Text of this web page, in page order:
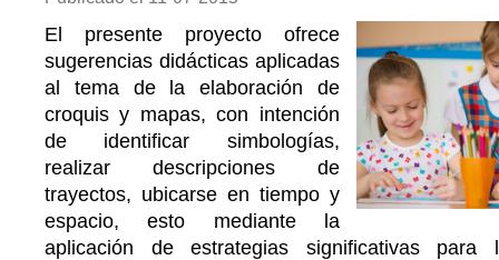
El presente proyecto ofrece
sugerencias didácticas aplicadas
al tema de la elaboración de
croquis y mapas, con intención
de identificar simbologías,
realizar descripciones de
trayectos, ubicarse en tiempo y
espacio, esto mediante la
aplicación de estrategias significativas para